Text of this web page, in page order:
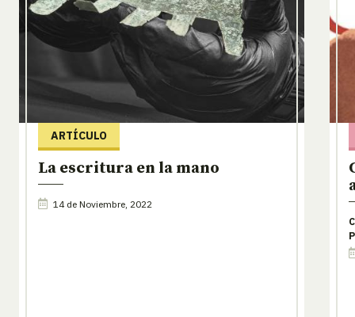
ARTÍCULO
La escritura en la mano
14 de Noviembre, 2022